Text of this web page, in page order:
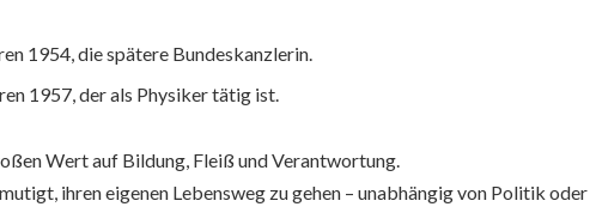
1954, die spätere Bundeskanzlerin.
1957, der als Physiker tätig ist.
Wert auf Bildung, Fleiß und Verantwortung.
ihren eigenen Lebensweg zu gehen – unabhängig von Politik oder